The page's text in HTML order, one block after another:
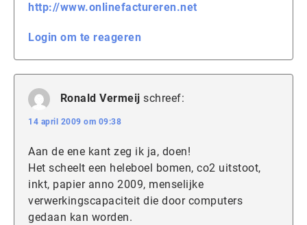
http://www.onlinefactureren.net
Login om te reageren
Ronald Vermeij schreef:
14 april 2009 om 09:38
Aan de ene kant zeg ik ja, doen!
Het scheelt een heleboel bomen, co2 uitstoot,
inkt, papier anno 2009, menselijke
verwerkingscapaciteit die door computers
gedaan kan worden.